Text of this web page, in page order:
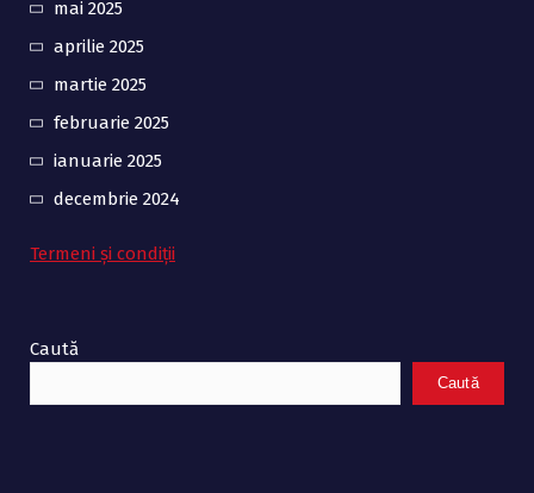
mai 2025
aprilie 2025
martie 2025
februarie 2025
ianuarie 2025
decembrie 2024
Termeni și condiții
Caută
Caută